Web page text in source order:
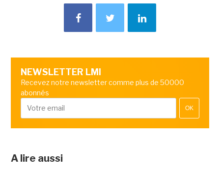
NEWSLETTER LMI
Recevez notre newsletter comme plus de 50000
abonnés
OK
A lire aussi